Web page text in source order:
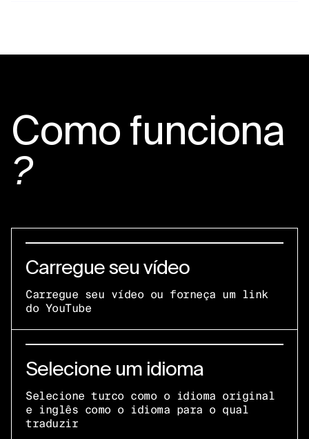
Como funciona
?
Carregue seu vídeo
Carregue seu vídeo ou forneça um link
do YouTube
Selecione um idioma
Selecione turco como o idioma original
e inglês como o idioma para o qual
traduzir